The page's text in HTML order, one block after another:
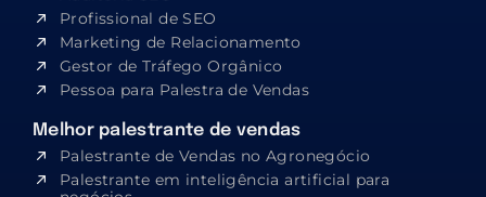
Profissional de SEO
Marketing de Relacionamento
Gestor de Tráfego Orgânico
Pessoa para Palestra de Vendas
Melhor palestrante de vendas
Palestrante de Vendas no Agronegócio
Palestrante em inteligência artificial para